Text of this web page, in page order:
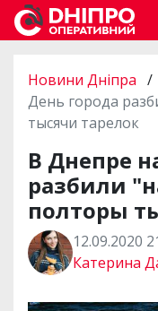
Новини Дніпра /
День города
тысячи тарелок
В Днепре
разбили
полторы
12.09.2020
Катерина